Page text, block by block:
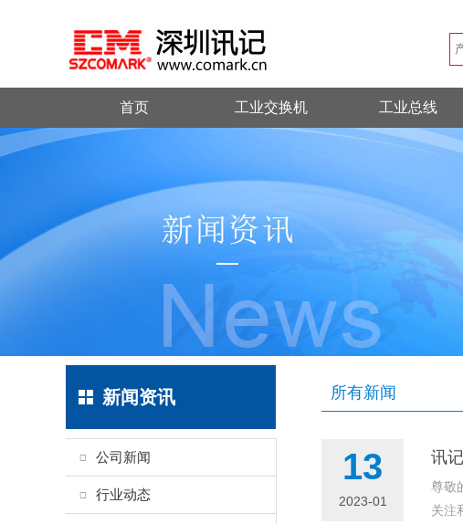
首页 工业交换机 工业总线
新闻资讯
公司新闻
行业动态
所有新闻
13
2023-01
讯
尊敬
关注